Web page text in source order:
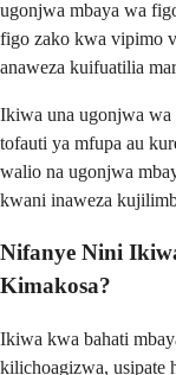
ugonjwa mbaya wa
figo zako kwa vipimo
anaweza kuifuatilia
Ikiwa una ugonjwa wa
tofauti ya mfupa au
walio na ugonjwa
kwani inaweza
Nifanye Nini
Kimakosa?
Ikiwa kwa bahati
kilichoagizwa, usipate